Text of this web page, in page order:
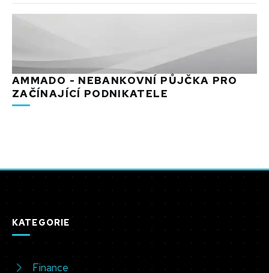
AMMADO - NEBANKOVNÍ PŮJČKA PRO
ZAČÍNAJÍCÍ PODNIKATELE
KATEGORIE
Finance